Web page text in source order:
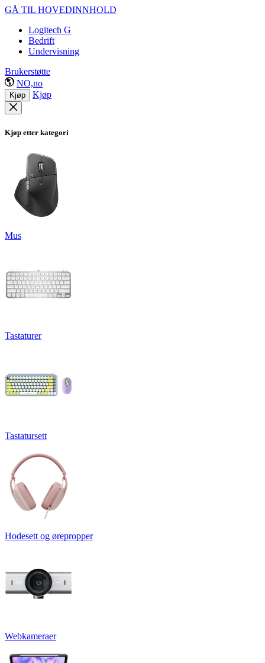
GÅ TIL HOVEDINNHOLD
Logitech G
Bedrift
Undervisning
Brukerstøtte
NO,no
Kjøp Kjøp
Kjøp etter kategori
Mus
Tastaturer
Tastatursett
Hodesett og ørepropper
Webkameraer